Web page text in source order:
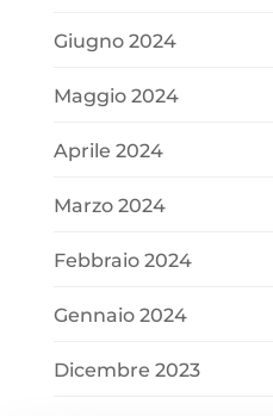
Giugno 2024
Maggio 2024
Aprile 2024
Marzo 2024
Febbraio 2024
Gennaio 2024
Dicembre 2023